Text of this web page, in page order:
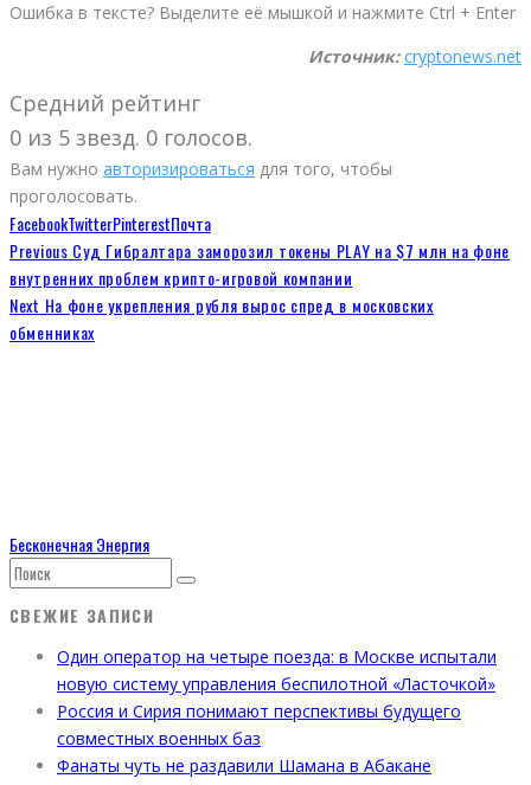
Ошибка в тексте? Выделите её мышкой и нажмите Ctrl + Enter
Источник: cryptonews.net
Средний рейтинг
0 из 5 звезд. 0 голосов.
Вам нужно авторизироваться для того, чтобы
проголосовать.
FacebookTwitterPinterestПочта
Previous Суд Гибралтара заморозил токены PLAY на $7 млн ​​на фоне
внутренних проблем крипто-игровой компании
Next На фоне укрепления рубля вырос спред в московских
обменниках
Бесконечная Энергия
СВЕЖИЕ ЗАПИСИ
Один оператор на четыре поезда: в Москве испытали
новую систему управления беспилотной «Ласточкой»
Россия и Сирия понимают перспективы будущего
совместных военных баз
Фанаты чуть не раздавили Шамана в Абакане